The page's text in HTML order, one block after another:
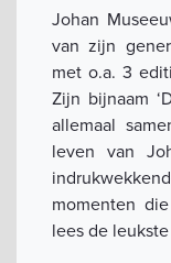
Johan
van zijn
met o.a. 3
Zijn bijnaam
allemaal
leven van
momenten
lees de